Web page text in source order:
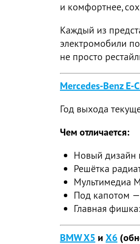
и комфортнее,
Каждый из
электромобили
не просто
Mercedes-Benz E-
Год выхода
Чем отличается:
Новый дизайн
Решётка
Мультимедиа
Под капотом —
Главная
BMW X5 и X6